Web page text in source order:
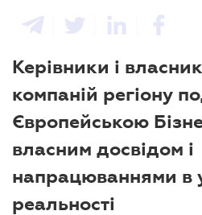
Керівники і
компаній регіону
Європейською
власним досвідом і
напрацюваннями в
реальності